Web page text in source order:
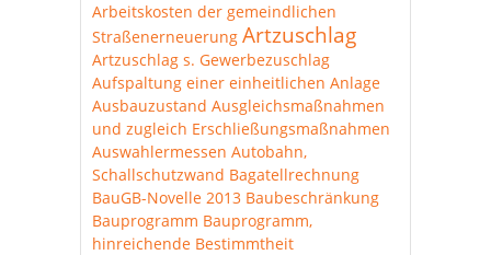
Arbeitskosten der gemeindlichen
Straßenerneuerung Artzuschlag
Artzuschlag s. Gewerbezuschlag
Aufspaltung einer einheitlichen Anlage
Ausbauzustand Ausgleichsmaßnahmen
und zugleich Erschließungsmaßnahmen
Auswahlermessen Autobahn,
Schallschutzwand Bagatellrechnung
BauGB-Novelle 2013 Baubeschränkung
Bauprogramm Bauprogramm,
hinreichende Bestimmtheit